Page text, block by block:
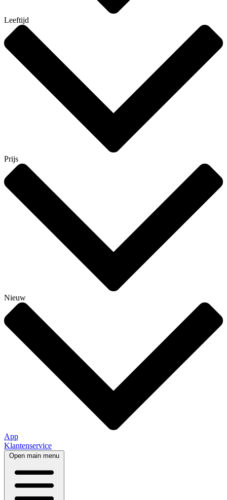
Leeftijd
Prijs
Nieuw
App
Klantenservice
Open main menu